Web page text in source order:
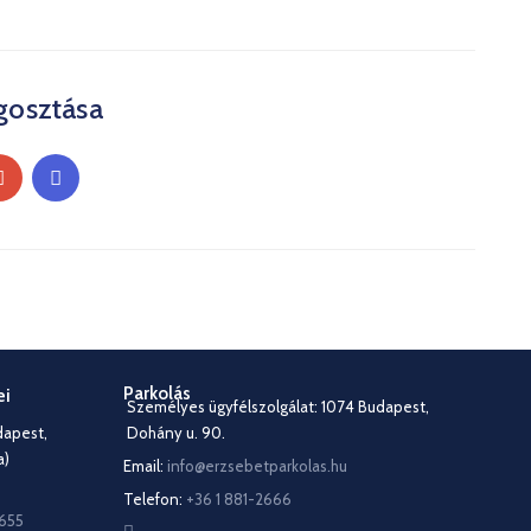
Parkolás
Személyes ügyfélszolgálat: 1074 Budapest,
Dohány u. 90.
Email: info@erzsebetparkolas.hu
Telefon: +36 1 881-2666